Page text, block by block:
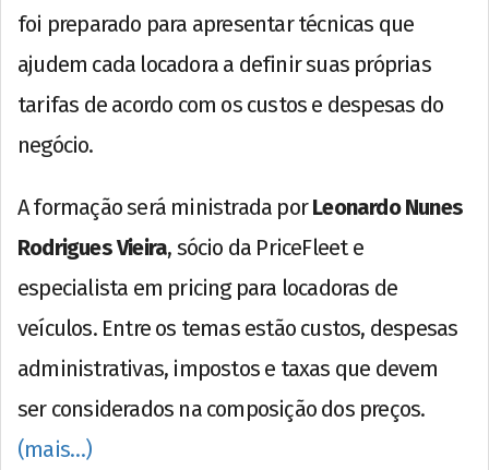
foi preparado para apresentar técnicas que
ajudem cada locadora a definir suas próprias
tarifas de acordo com os custos e despesas do
negócio.
A formação será ministrada porLeonardo Nunes
Rodrigues Vieira, sócio da PriceFleet e
especialista em pricing para locadoras de
veículos. Entre os temas estão custos, despesas
administrativas, impostos e taxas que devem
ser considerados na composição dos preços.
(mais…)